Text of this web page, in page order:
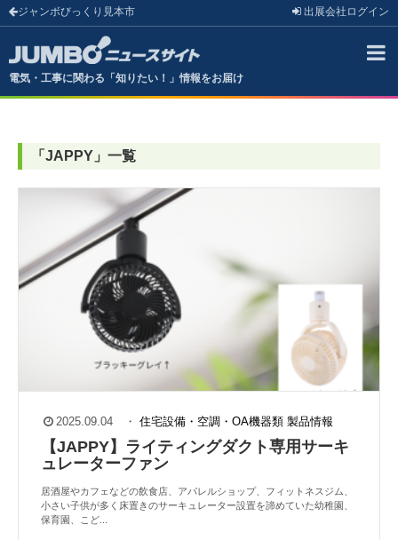
ジャンボびっくり見本市 出展会社 ログイン
電気・工事に関わる「知りたい！」情報をお届け
「 JAPPY 」 一覧
2025.09.04 ・ 住宅設備・空調・OA機器類 製品情報
【JAPPY】ライティングダクト専用サーキ
ュレーターファン
居酒屋やカフェなどの飲食店、アパレルショップ、フィットネスジム、
小さい子供が多く床置きのサーキュレーター設置を諦めていた幼稚園、
保育園、こど...